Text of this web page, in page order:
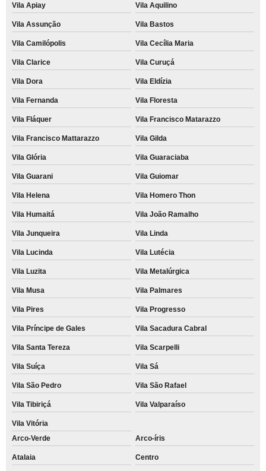
Vila Apiay Vila Aquilino
Vila Assunção Vila Bastos
Vila Camilópolis Vila Cecília Maria
Vila Clarice Vila Curuçá
Vila Dora Vila Eldízia
Vila Fernanda Vila Floresta
Vila Fláquer Vila Francisco Matarazzo
Vila Francisco Mattarazzo Vila Gilda
Vila Glória Vila Guaraciaba
Vila Guarani Vila Guiomar
Vila Helena Vila Homero Thon
Vila Humaitá Vila João Ramalho
Vila Junqueira Vila Linda
Vila Lucinda Vila Lutécia
Vila Luzita Vila Metalúrgica
Vila Musa Vila Palmares
Vila Pires Vila Progresso
Vila Príncipe de Gales Vila Sacadura Cabral
Vila Santa Tereza Vila Scarpelli
Vila Suíça Vila Sá
Vila São Pedro Vila São Rafael
Vila Tibiriçá Vila Valparaíso
Vila Vitória
Arco-Verde
Arco-íris
Atalaia Centro